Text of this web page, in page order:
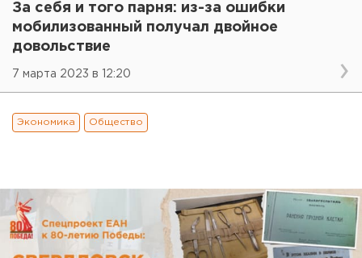
За себя и того парня: из-за ошибки
мобилизованный получал двойное
довольствие
7 марта 2023 в 12:20
Экономика Общество